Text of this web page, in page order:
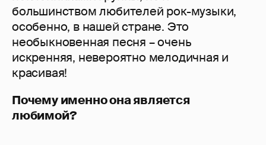
большинством любителей рок-музыки,
особенно, в нашей стране. Это
необыкновенная песня – очень
искренняя, невероятно мелодичная и
красивая!
Почему именно она является
любимой?